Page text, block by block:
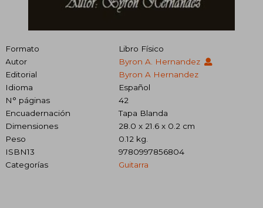
Formato
Libro Físico
Autor
Byron A. Hernandez
Editorial
Byron A Hernandez
Idioma
Español
N° páginas
42
Encuadernación
Tapa Blanda
Dimensiones
28.0 x 21.6 x 0.2 cm
Peso
0.12 kg.
ISBN13
9780997856804
Categorías
Guitarra